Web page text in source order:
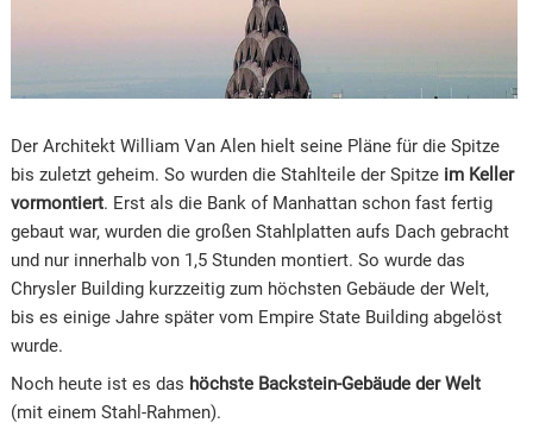
Der Architekt William Van Alen hielt seine Pläne für die Spitze
bis zuletzt geheim. So wurden die Stahlteile der Spitze im Keller
vormontiert. Erst als die Bank of Manhattan schon fast fertig
gebaut war, wurden die großen Stahlplatten aufs Dach gebracht
und nur innerhalb von 1,5 Stunden montiert. So wurde das
Chrysler Building kurzzeitig zum höchsten Gebäude der Welt,
bis es einige Jahre später vom Empire State Building abgelöst
wurde.
Noch heute ist es das höchste Backstein-Gebäude der Welt
(mit einem Stahl-Rahmen).